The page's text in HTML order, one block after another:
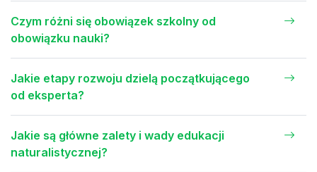
Czym różni się obowiązek szkolny od
obowiązku nauki?
Jakie etapy rozwoju dzielą początkującego
od eksperta?
Jakie są główne zalety i wady edukacji
naturalistycznej?